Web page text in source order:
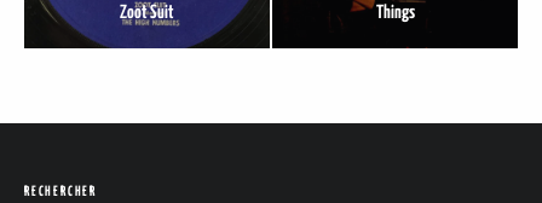
Zoot Suit
Things
RECHERCHER